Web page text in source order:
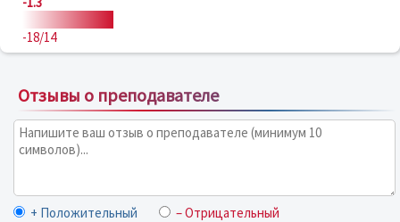
-18/14
Отзывы о преподавателе
+ Положительный – Отрицательный